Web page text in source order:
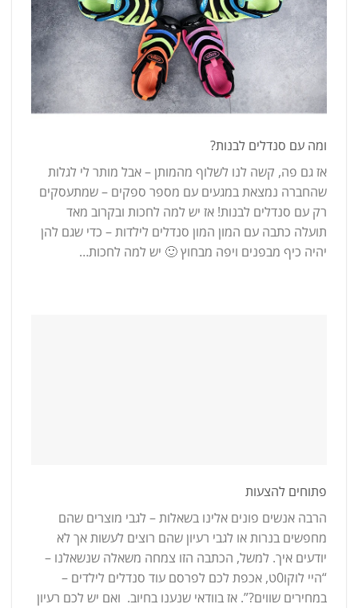
ומה עם סנדלים לבנות?
אז גם פה, קשה לנו לשלוף מהמותן – אבל מותר לי לגלות
שהחברה נמצאת במגעים עם מספר ספקים – שמתעסקים
רק עם סנדלים לבנות! אז יש למה לחכות ובקרוב מאד
תועלה כתבה עם המון המון סנדלים לילדות – כדי שגם להן
יהיה כיף מבפנים ויפה מבחוץ 🙂 יש למה לחכות…
פתוחים להצעות
הרבה אנשים פונים אלינו בשאלות – לגבי מוצרים שהם
מחפשים בנרות או לגבי רעיון שהם רוצים לעשות אך לא
יודעים איך. למשל, הכתבה הזו צמחה משאלה שנשאלנו –
“היי לוקו0ט, אכפת לכם לפרסם עוד סנדלים לילדים –
במחירים שווים?”. אז בוודאי שנענו בחיוב. ואם יש לכם רעיון